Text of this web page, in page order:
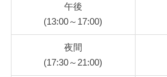
午後
(13:00～17:00)
夜間
(17:30～21:00)